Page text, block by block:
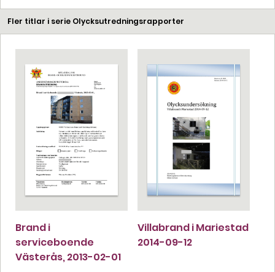
Fler titlar i serie Olycksutredningsrapporter
Brand i
serviceboende
Västerås, 2013-02-01
Villabrand i Mariestad
2014-09-12